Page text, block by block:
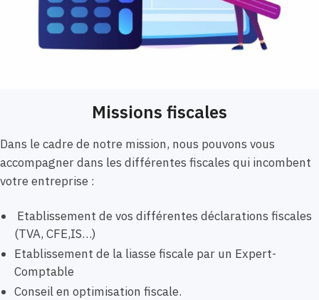
Missions fiscales
Dans le cadre de notre mission, nous pouvons vous
accompagner dans les différentes fiscales qui incombent
votre entreprise :
Etablissement de vos différentes déclarations fiscales
(TVA, CFE,IS…)
Etablissement de la liasse fiscale par un Expert-
Comptable
Conseil en optimisation fiscale.